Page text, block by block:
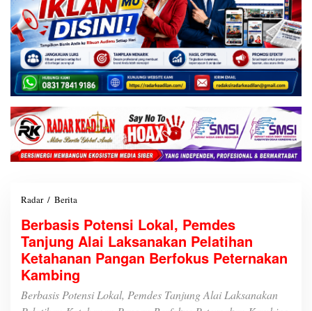
Radar / Berita
r
b
a
s
i
P
Berbasis Potensi Lokal, Pemdes
Tanjung Alai Laksanakan Pelatihan
Ketahanan Pangan Berfokus Peternakan
Kambing
Berbasis Potensi Lokal, Pemdes Tanjung Alai Laksanakan